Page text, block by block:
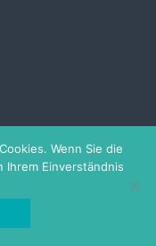
Wenn Sie die
Einverständnis